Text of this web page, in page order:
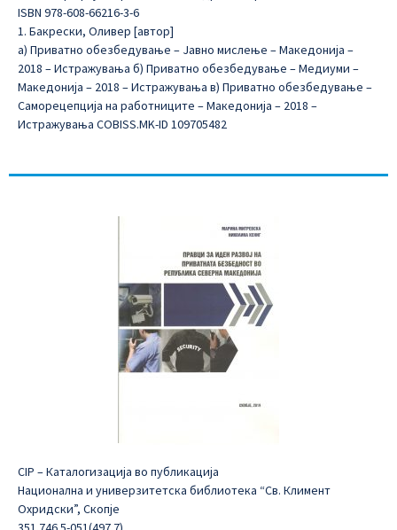
ISBN 978-608-66216-3-6
1. Бакрески, Оливер [автор]
а) Приватно обезбедување – Јавно мислење – Македонија –
2018 – Истражувања б) Приватно обезбедување – Медиуми –
Македонија – 2018 – Истражувања в) Приватно обезбедување –
Саморецепција на работниците – Македонија – 2018 –
Истражувања COBISS.MK-ID 109705482
CIP – Каталогизација во публикација
Национална и универзитетска библиотека “Св. Климент
Охридски”, Скопје